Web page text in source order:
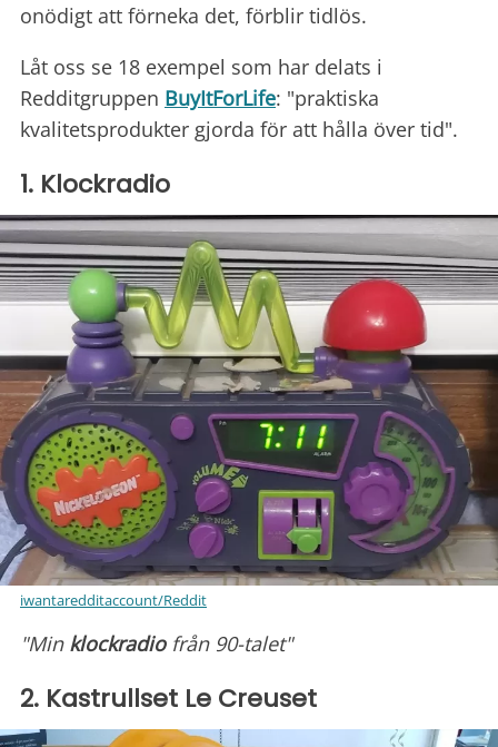
onödigt att förneka det, förblir tidlös.
Låt oss se 18 exempel som har delats i
Redditgruppen BuyItForLife: "praktiska
kvalitetsprodukter gjorda för att hålla över tid".
1. Klockradio
iwantaredditaccount/Reddit
"Min klockradiofrån 90-talet"
2. Kastrullset Le Creuset